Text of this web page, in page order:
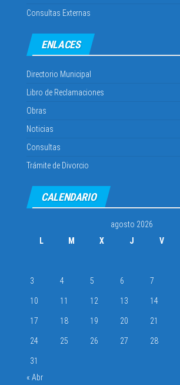
Consultas Externas
ENLACES
Directorio Municipal
Libro de Reclamaciones
Obras
Noticias
Consultas
Trámite de Divorcio
CALENDARIO
agosto 2026
L
M X J V
3 4 5 6 7
10 11 12 13 14
17 18 19 20 21
24 25 26 27 28
31
« Abr